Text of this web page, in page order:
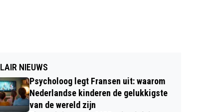
NIEUWS
Psycholoog legt Fransen uit: waarom
Nederlandse kinderen de gelukkigste
van de wereld zijn